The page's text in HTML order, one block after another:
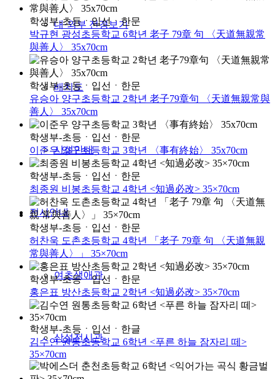
내·외부 전경보기
배치도
시설안내
전시안내
여초생애관
상설전시관
학생부-초등ㆍ입선ㆍ한문
박규현 광성초등학교 6학년 老子 79章 句 〈天道無親常
與善人〉 35x70cm
학생부-초등ㆍ 입선 ㆍ 한문
유승아 양구초등학교 2학년 老子79章句 〈天道無親常與
善人〉 35x70cm
학생부-초등 ㆍ 입선 ㆍ 한문
이준우 양구초등학교 3학년 〈事有終始〉 35x70cm
학생부-초등 ㆍ 입선 ㆍ 한문
최종원 비봉초등학교 4학년 <知過必改> 35×70cm
학생부-초등 ㆍ 입선 ㆍ 한문
허찬욱 도촌초등학교 4학년 「老子 79章 句 〈天道無親
常與善人〉」 35×70cm
학생부-초등ㆍ입선 ㆍ 한문
홍은표 방산초등학교 2학년 <知過必改> 35×70cm
학생부-초등 ㆍ 입선 ㆍ 한글
김수연 원통초등학교 6학년 <푸른 하늘 잠자리 떼>
35×70cm